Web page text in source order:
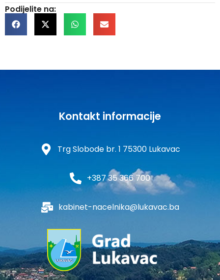
Podijelite na:
Kontakt informacije
Trg Slobode br. 1 75300 Lukavac
+387 35 366 700
kabinet-nacelnika@lukavac.ba